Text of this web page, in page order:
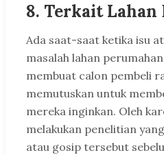
8. Terkait Lahan
Ada saat-saat ketika isu
masalah lahan
membuat calon pembeli
memutuskan untuk
mereka inginkan. Oleh
melakukan penelitian
atau gosip tersebut